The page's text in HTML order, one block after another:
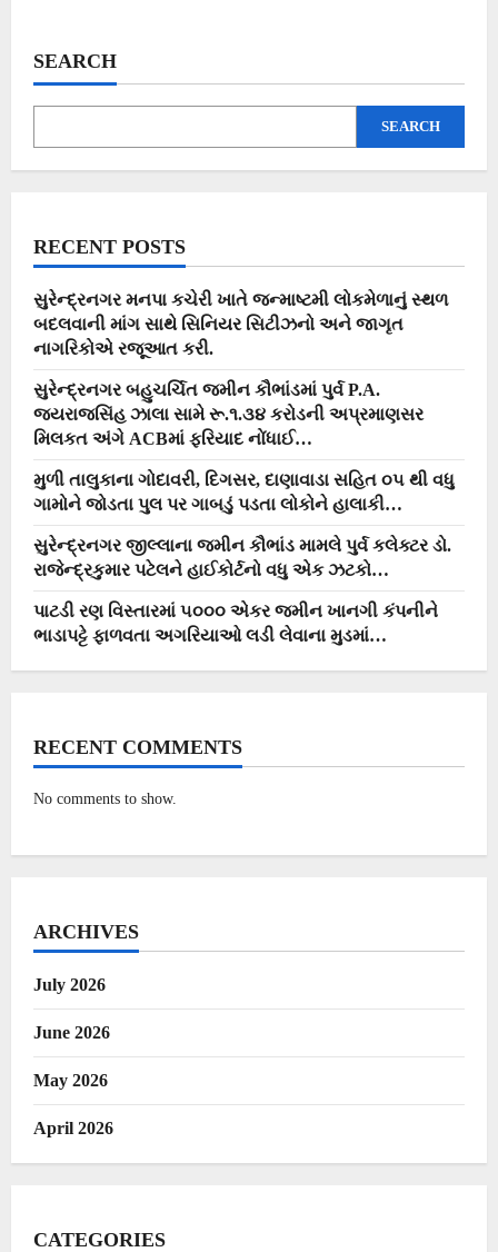
SEARCH
SEARCH
RECENT POSTS
સુરેન્દ્રનગર મનપા કચેરી ખાતે જન્માષ્ટમી લોકમેળાનું સ્થળ
બદલવાની માંગ સાથે સિનિયર સિટીઝનો અને જાગૃત
નાગરિકોએ રજૂઆત કરી.
સુરેન્દ્રનગર બહુચર્ચિત જમીન કૌભાંડમાં પુર્વ P.A.
જયરાજસિંહ ઝાલા સામે રૂ.૧.૩૪ કરોડની અપ્રમાણસર
મિલકત અંગે ACBમાં ફરિયાદ નોંધાઈ…
મુળી તાલુકાના ગોદાવરી, દિગસર, દાણાવાડા સહિત ૦૫ થી વધુ
ગામોને જોડતા પુલ પર ગાબડું પડતા લોકોને હાલાકી…
સુરેન્દ્રનગર જીલ્લાના જમીન કૌભાંડ મામલે પુર્વ કલેક્ટર ડો.
રાજેન્દ્રકુમાર પટેલને હાઈકોર્ટનો વધુ એક ઝટકો…
પાટડી રણ વિસ્તારમાં ૫૦૦૦ એકર જમીન ખાનગી કંપનીને
ભાડાપટ્ટે ફાળવતા અગરિયાઓ લડી લેવાના મુડમાં…
RECENT COMMENTS
No comments to show.
ARCHIVES
July 2026
June 2026
May 2026
April 2026
CATEGORIES